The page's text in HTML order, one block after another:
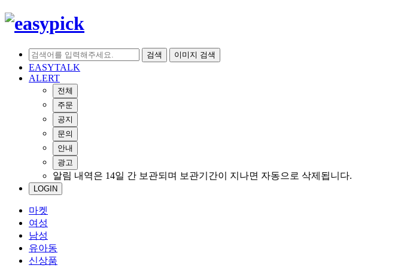
검색 이미지 검색
EASYTALK
ALERT
전체
주문
공지
문의
안내
광고
알림 내역은 14일 간 보관되며 보관기간이 지나면 자동으로 삭제됩니다.
LOGIN
마켓
여성
남성
유아동
신상품